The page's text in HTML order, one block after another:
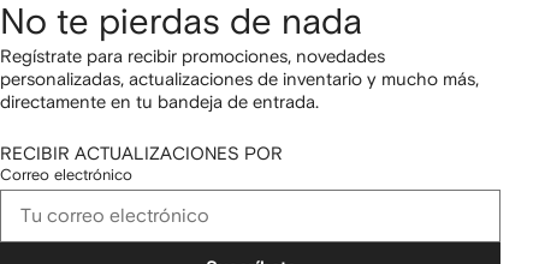
No te pierdas de nada
Regístrate para recibir promociones, novedades
personalizadas, actualizaciones de inventario y mucho más,
directamente en tu bandeja de entrada.
RECIBIR ACTUALIZACIONES POR
Correo electrónico